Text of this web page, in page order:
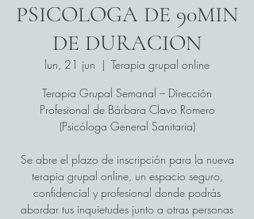
PSICOLOGA DE 90MIN
DE DURACION
lun, 21 jun
  |
Terapia grupal online
Terapia Grupal Semanal – Dirección
Profesional de Bárbara Clavo Romero
(Psicóloga General Sanitaria)
Se abre el plazo de inscripción para la nueva
terapia grupal online, un espacio seguro,
confidencial y profesional donde podrás
abordar tus inquietudes junto a otras personas